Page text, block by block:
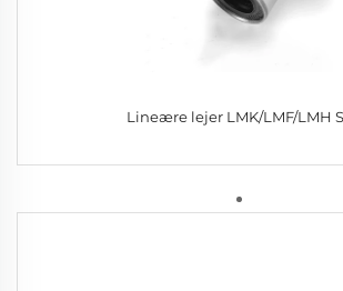
Lineære lejer LMK/LMF/LMH